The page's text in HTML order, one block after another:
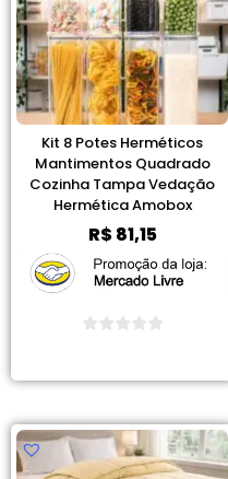
Kit 8 Potes Herméticos
Mantimentos Quadrado
Cozinha Tampa Vedação
Hermética Amobox
R$81,15